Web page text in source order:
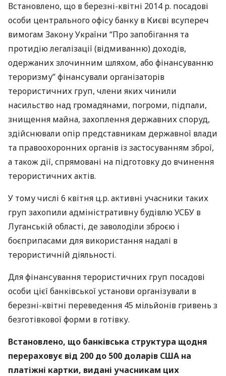
Встановлено, що в березні-квітні 2014 р. посадові
особи центрального офісу банку в Києві всупереч
вимогам Закону України “Про запобігання та
протидію легалізації (відмиванню) доходів,
одержаних злочинним шляхом, або фінансуванню
тероризму” фінансували організаторів
терористичних груп, члени яких чинили
насильство над громадянами, погроми, підпали,
знищення майна, захоплення державних споруд,
здійснювали опір представникам державної влади
та правоохоронних органів із застосуванням зброї,
а також дії, спрямовані на підготовку до вчинення
терористичних актів.
У тому числі 6 квітня ц.р. активні учасники таких
груп захопили адміністративну будівлюУСБУ в
Луганській області, де заволоділи зброєю і
боєприпасами для використання надалі в
терористичній діяльності.
Для фінансування терористичних груп посадові
особи цієї банківської установи організували в
березні-квітні переведення 45 мільйонів гривень з
безготівкової форми в готівку.
Встановлено, що банківська структура щодня
перераховує від 200 до 500 доларів США на
платіжні картки, видані учасникам цих